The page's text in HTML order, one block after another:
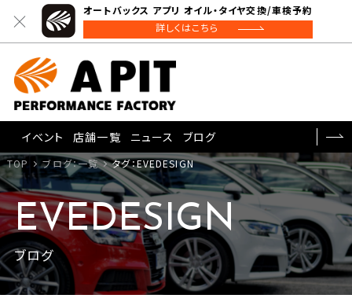
オートバックス アプリ オイル・タイヤ交換/車検予約
詳しくはこちら
イベント 店舗一覧 ニュース ブログ
TOP ブログ：一覧 タグ：EVEDESIGN
EVEDESIGN
ブログ